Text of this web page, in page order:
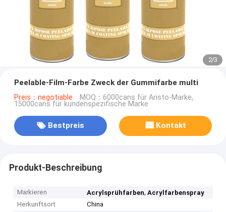
2/3
Peelable-Film-Farbe Zweck der Gummifarbe multi
Preis：negotiable MOQ：6000cans für Aristo-Marke,
15000cans für kundenspezifische Marke
Bestpreis Kontakt
Produkt-Beschreibung
Markieren Acrylsprühfarben,Acrylfarbenspray
Herkunftsort
China